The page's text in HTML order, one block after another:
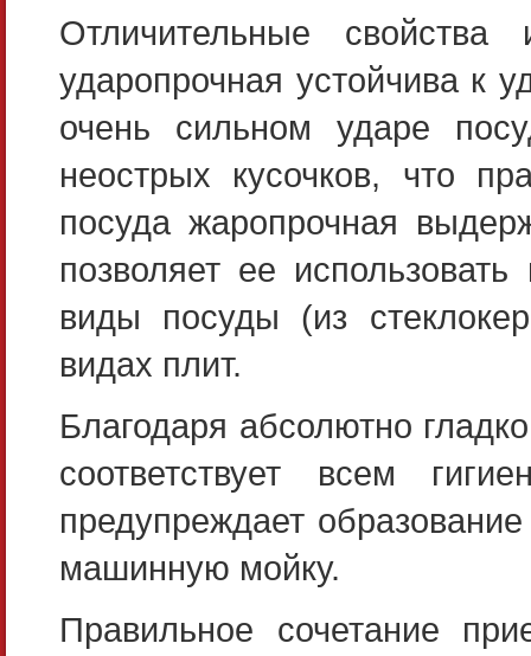
Отличительные
ударопрочная устойчива к
очень сильном ударе
неострых кусочков, что
посуда жаропрочная
позволяет ее
виды посуды (из
видах плит.
Благодаря абсолютно
соответствует всем
предупреждает
машинную мойку.
Правильное сочетание